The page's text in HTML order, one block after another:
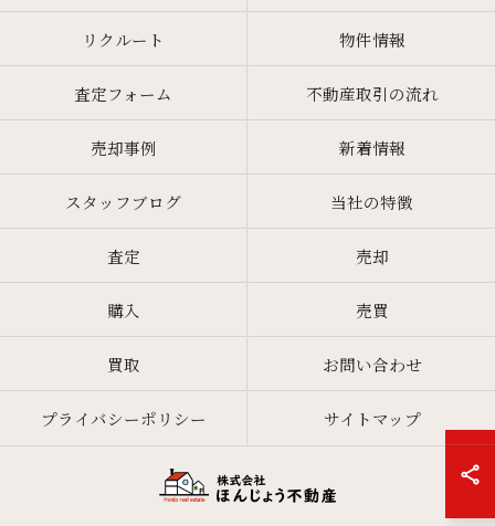
リクルート 物件情報
査定フォーム 不動産取引の流れ
売却事例 新着情報
スタッフブログ 当社の特徴
査定 売却
購入 売買
買取 お問い合わせ
プライバシーポリシー サイトマップ